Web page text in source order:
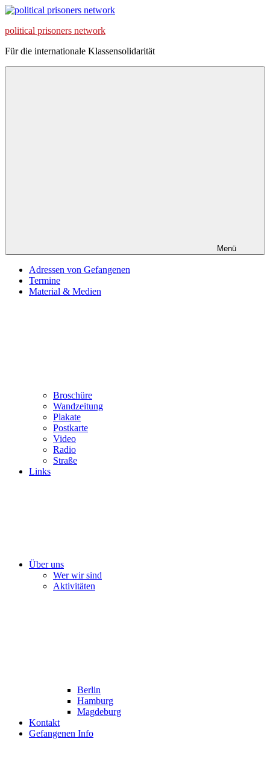
Zum
springen
political prisoners network
Für die internationale Klassensolidarität
Menü
Adressen von Gefangenen
Termine
Material & Medien
Broschüre
Wandzeitung
Plakate
Postkarte
Video
Radio
Straße
Links
Über uns
Wer wir sind
Aktivitäten
Berlin
Hamburg
Magdeburg
Kontakt
Gefangenen Info